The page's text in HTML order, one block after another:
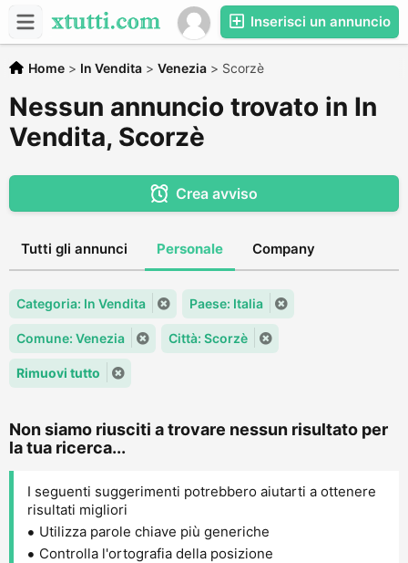
Inserisci un annuncio
Home > In Vendita > Venezia > Scorzè
Nessun annuncio trovato in In
Vendita, Scorzè
Crea avviso
Tutti gli annunci Personale Company
Categoria: In Vendita Paese: Italia
Comune: Venezia Città: Scorzè
Rimuovi tutto
Non siamo riusciti a trovare nessun risultato per
la tua ricerca...
I seguenti suggerimenti potrebbero aiutarti a ottenere
risultati migliori
Utilizza parole chiave più generiche
Controlla l'ortografia della posizione